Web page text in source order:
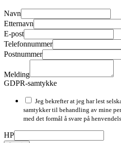
Navn
Etternavn
E-post
Telefonnummer
Postnummer
Melding
GDPR-samtykke
Jeg bekrefter at jeg har lest
samtykker til behandling av mine
med det formål å svare på
HP